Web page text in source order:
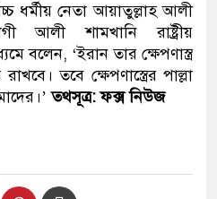
ধর্মীয় নেতা আয়াতুল্লাহ আলী
আলী শামখানি রাষ্ট্রীয়
বলেন, ‘ইরান তার ক্ষেপণাস্ত্র
তবে ক্ষেপণাস্ত্রের পাল্লা
তথসূত্র: ফক্স নিউজ